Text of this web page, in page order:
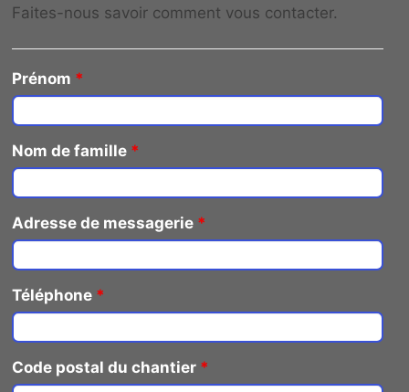
Faites-nous savoir comment vous contacter.
Prénom *
Nom de famille *
Adresse de messagerie *
Téléphone *
Code postal du chantier *